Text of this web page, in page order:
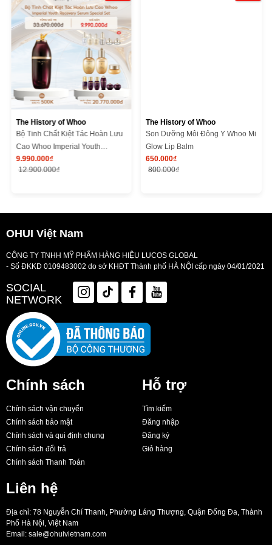
The History of Whoo
Bộ Tinh Chất Kiệt Tác Hoàn Lưu
Cao Whoo Imperial Youth
Recovery Serum Special Set
9.990.000₫
12.900.000₫
The History of Whoo
Son Dưỡng Môi Đông Y Whoo Mi
Glow Lip Balm
650.000₫
800.000₫
OHUI Việt Nam
CÔNG TY TNHH MỸ PHẨM HÀNG HIỆU LUCOS GLOBAL
- Số ĐKKD 0109483002 do sở KHĐT Thành phố HÀ NỘI cấp ngày 04/01/2021
SOCIAL
NETWORK
Chính sách
Chính sách vận chuyển
Chính sách bảo mật
Chính sách và qui định chung
Chính sách đổi trả
Chính sách Thanh Toán
Hỗ trợ
Tìm kiếm
Đăng nhập
Đăng ký
Giỏ hàng
Liên hệ
Địa chỉ: 78 Nguyễn Chí Thanh, Phường Láng Thượng, Quận Đống Đa, Thành
Phố Hà Nội, Việt Nam
Email: sale@ohuivietnam.com